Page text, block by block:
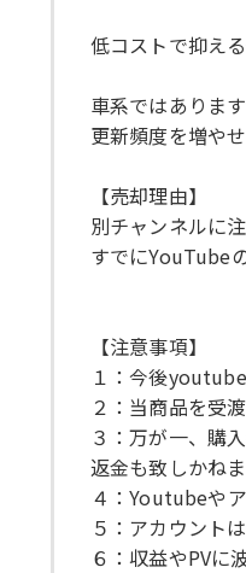
低コストで抑え
車系ではありま
更新頻度を増や
【売却理由】
別チャンネルに
すでにYouTube
【注意事項】
１：今後
２：当商品を受
３：万が一、購
返金も致しかね
４：Youtubeや
５：アカウント
６：収益やPVに